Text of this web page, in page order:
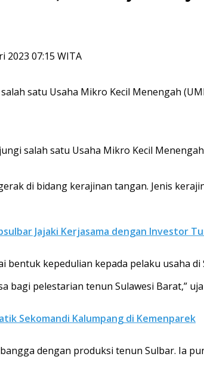
2023 07:15 WITA
satu Usaha Mikro Kecil Menengah
salah satu Usaha Mikro Kecil
di bidang kerajinan tangan. Jenis
Jajaki Kerjasama dengan Investor
kepedulian kepada pelaku usaha di
bagi pelestarian tenun Sulawesi Barat,”
Sekomandi Kalumpang di Kemenparek
dengan produksi tenun Sulbar. Ia